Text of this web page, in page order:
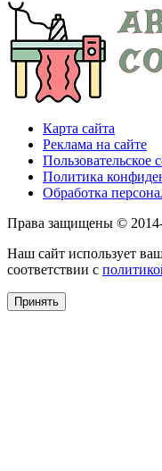
Карта сайта
Реклама на сайте
Пользовательское
Политика
Обработка
Права защищены © 2014-
Наш сайт использует
соответствии с
Принять